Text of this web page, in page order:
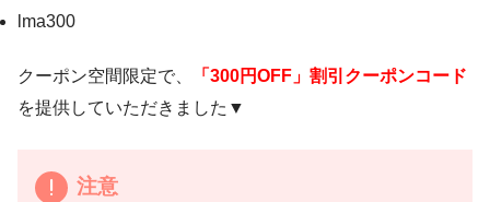
lma300
クーポン空間限定で、
「300円OFF」割引クーポンコード
を提供していただきました▼
注意